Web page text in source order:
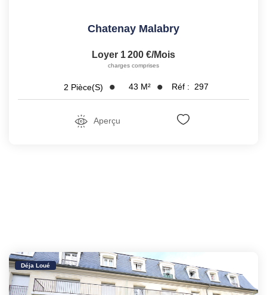
Chatenay Malabry
Loyer 1 200 €/mois
charges comprises
2 Pièce(s) 43 M² Réf : 297
Aperçu
Déja Loué